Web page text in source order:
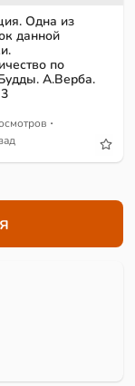
Одна из
данной
по
А.Верба.
·